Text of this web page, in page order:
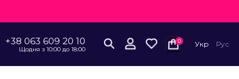
+38 063 609 20 10
Щодня з 10:00 до 18:00
0 Укр Рус